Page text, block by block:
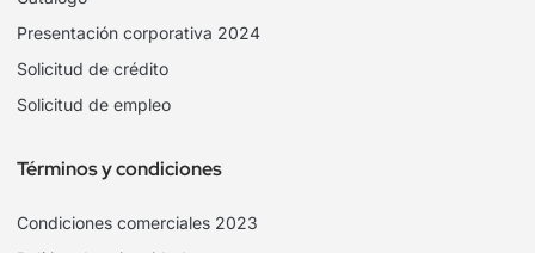
Presentación corporativa 2024
Solicitud de crédito
Solicitud de empleo
Términos y condiciones
Condiciones comerciales 2023